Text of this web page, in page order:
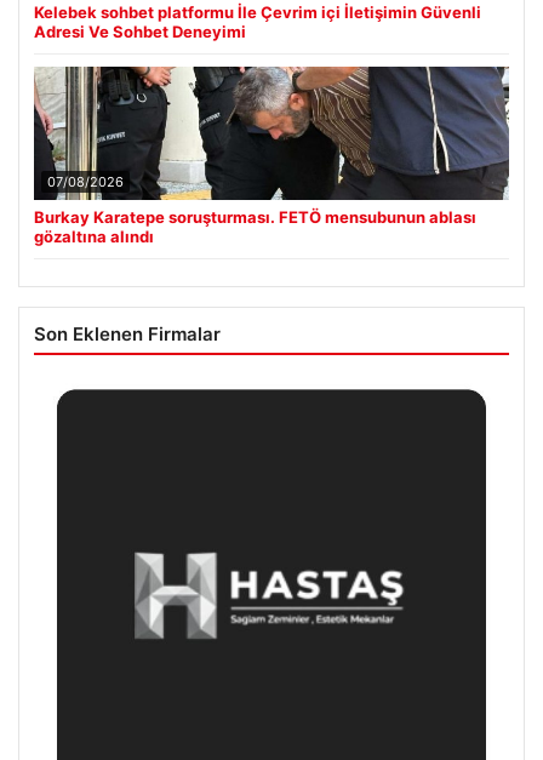
Kelebek sohbet platformu İle Çevrim içi İletişimin Güvenli
Adresi Ve Sohbet Deneyimi
07/08/2026
Burkay Karatepe soruşturması. FETÖ mensubunun ablası
gözaltına alındı
Son Eklenen Firmalar